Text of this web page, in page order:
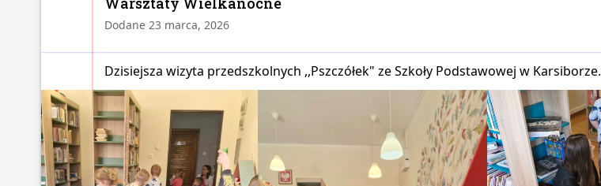
Dodane 23 marca, 2026
Dzisiejsza wizyta przedszkolnych ,,Pszczółek" ze Szkoły Podstawowej w Karsiborze.